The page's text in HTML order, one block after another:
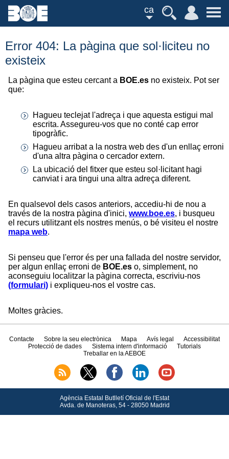
ca
Error 404: La pàgina que sol·liciteu no
existeix
La pàgina que esteu cercant a BOE.es no existeix. Pot ser
que:
Hagueu teclejat l'adreça i que aquesta estigui mal
escrita. Assegureu-vos que no conté cap error
tipogràfic.
Hagueu arribat a la nostra web des d'un enllaç erroni
d'una altra pàgina o cercador extern.
La ubicació del fitxer que esteu sol·licitant hagi
canviat i ara tingui una altra adreça diferent.
En qualsevol dels casos anteriors, accediu-hi de nou a
través de la nostra pàgina d'inici, www.boe.es, i busqueu
el recurs utilitzant els nostres menús, o bé visiteu el nostre
mapa web.
Si penseu que l'error és per una fallada del nostre servidor,
per algun enllaç erroni de BOE.es o, simplement, no
aconseguiu localitzar la pàgina correcta, escriviu-nos
(formulari) i expliqueu-nos el vostre cas.
Moltes gràcies.
Contacte Sobre la seu electrònica Mapa Avís legal
Accessibilitat
Protecció de dades
Sistema intern d'informació
Tutorials
Treballar en la AEBOE
Agència Estatal Butlletí Oficial de l'Estat
Avda.de Manoteras, 54 - 28050 Madrid